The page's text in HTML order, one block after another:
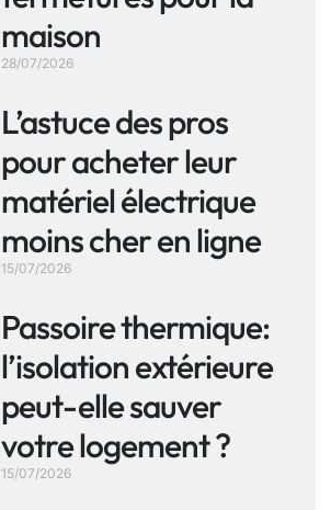
maison
28/07/2026
L’astuce des pros
pour acheter leur
matériel électrique
moins cher en ligne
15/07/2026
Passoire thermique:
l’isolation extérieure
peut-elle sauver
votre logement ?
15/07/2026